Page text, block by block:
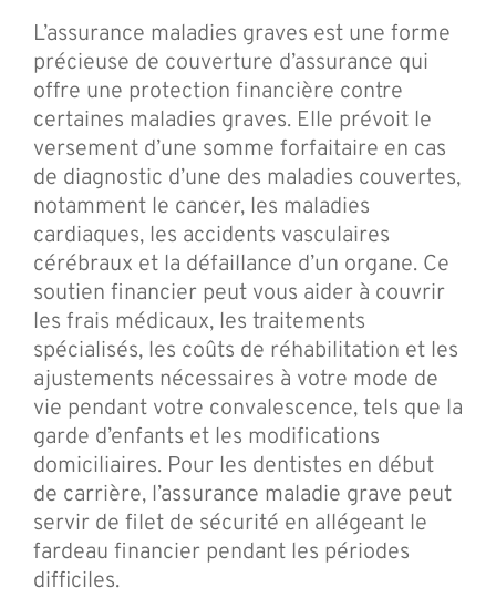
L’assurance maladies graves est une forme
précieuse de couverture d’assurance qui
offre une protection financière contre
certaines maladies graves. Elle prévoit le
versement d’une somme forfaitaire en cas
de diagnostic d’une des maladies couvertes,
notamment le cancer, les maladies
cardiaques, les accidents vasculaires
cérébraux et la défaillance d’un organe. Ce
soutien financier peut vous aider à couvrir
les frais médicaux, les traitements
spécialisés, les coûts de réhabilitation et les
ajustements nécessaires à votre mode de
vie pendant votre convalescence, tels que la
garde d’enfants et les modifications
domiciliaires. Pour les dentistes en début
de carrière, l’assurance maladie grave peut
servir de filet de sécurité en allégeant le
fardeau financier pendant les périodes
difficiles.